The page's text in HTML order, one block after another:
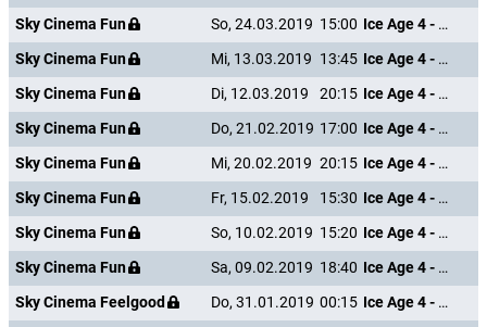
Sky Cinema Fun
So, 24.03.2019 15:00
Ice Age 4 - Voll verschoben
Sky Cinema Fun
Mi, 13.03.2019 13:45
Ice Age 4 - Voll verschoben
Sky Cinema Fun
Di, 12.03.2019 20:15
Ice Age 4 - Voll verschoben
Sky Cinema Fun
Do, 21.02.2019 17:00
Ice Age 4 - Voll verschoben
Sky Cinema Fun
Mi, 20.02.2019 20:15
Ice Age 4 - Voll verschoben
Sky Cinema Fun
Fr, 15.02.2019 15:30
Ice Age 4 - Voll verschoben
Sky Cinema Fun
So, 10.02.2019 15:20
Ice Age 4 - Voll verschoben
Sky Cinema Fun
Sa, 09.02.2019 18:40
Ice Age 4 - Voll verschoben
Sky Cinema Feelgood
Do, 31.01.2019 00:15
Ice Age 4 - Voll verschoben